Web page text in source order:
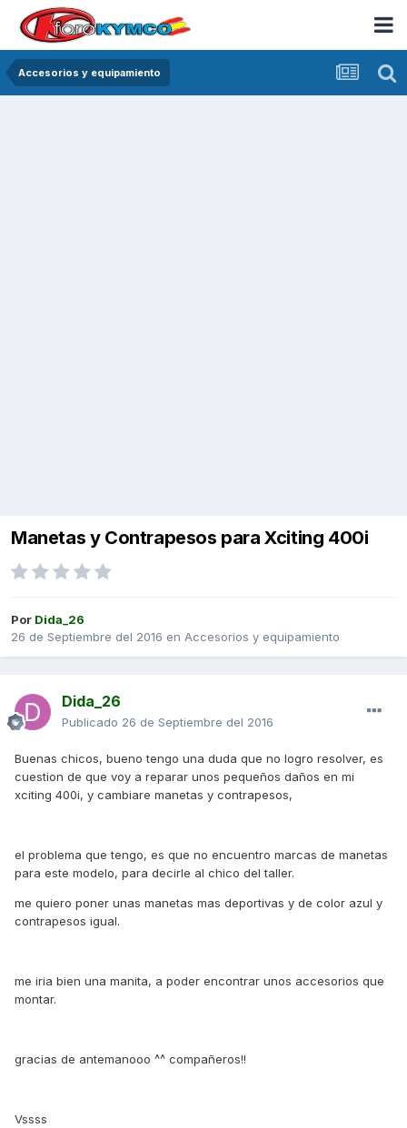
Accesorios y equipamiento
Manetas y Contrapesos para Xciting 400i
Por Dida_26
26 de Septiembre del 2016 en Accesorios y equipamiento
Dida_26
Publicado 26 de Septiembre del 2016
Buenas chicos, bueno tengo una duda que no logro resolver, es
cuestion de que voy a reparar unos pequeños daños en mi
xciting 400i, y cambiare manetas y contrapesos,
el problema que tengo, es que no encuentro marcas de manetas
para este modelo, para decirle al chico del taller.
me quiero poner unas manetas mas deportivas y de color azul y
contrapesos igual.
me iria bien una manita, a poder encontrar unos accesorios que
montar.
gracias de antemanooo ^^ compañeros!!
Vssss